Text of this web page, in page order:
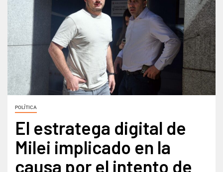
POLÍTICA
El estratega digital de
Milei implicado en la
causa por el intento de